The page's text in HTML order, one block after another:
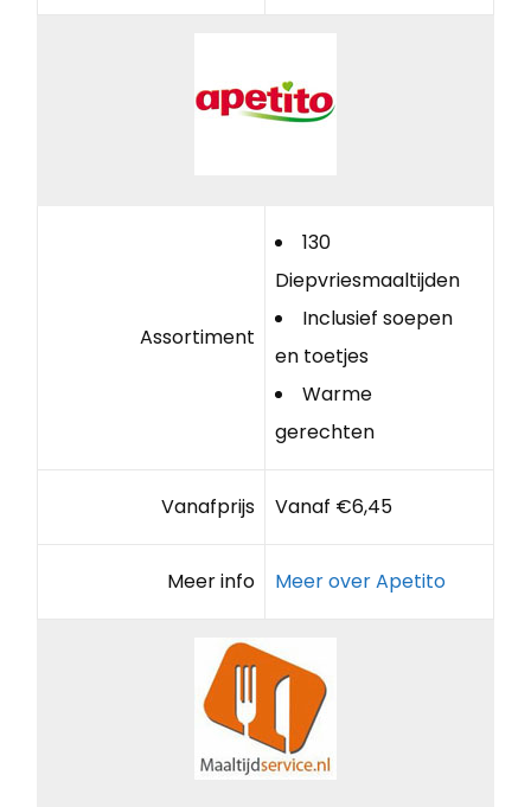
Assortiment
130
Diepvriesmaaltijden
Inclusief soepen
en toetjes
Warme
gerechten
Vanafprijs Vanaf €6,45
Meer info Meer over Apetito